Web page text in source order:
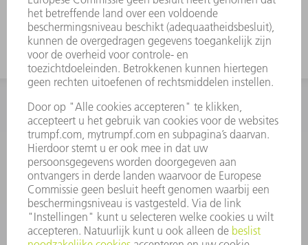
INFORMATIE
Veel gestelde vragen
Algemene voorwaarden
CONTACT
+31 88 4002 400
Ma. - vr. 8.00 - 17.00 uur
onderdelen.tnl@de.trumpf.com